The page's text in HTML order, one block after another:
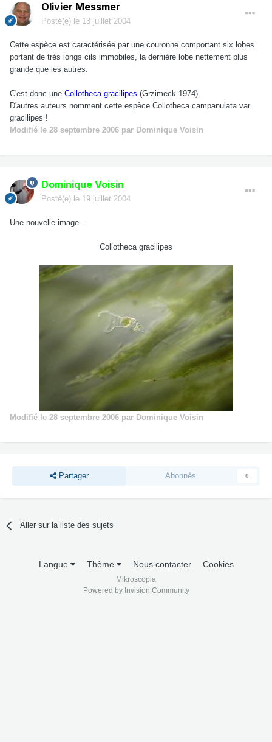
Olivier Messmer
Posté(e) le 13 juillet 2004
Cette espèce est caractérisée par une couronne comportant six lobes
portant de très longs cils immobiles, la dernière lobe nettement plus
grande que les autres.
C'est donc une Collotheca gracilipes (Grzimeck-1974).
D'autres auteurs nomment cette espèce Collotheca campanulata var
gracilipes !
Modifié le 28 septembre 2006 par Dominique Voisin
Dominique Voisin
Posté(e) le 19 juillet 2004
Une nouvelle image...
Collotheca gracilipes
Modifié le 28 septembre 2006 par Dominique Voisin
Partager Abonnés 0
Aller sur la liste des sujets
Langue Thème Nous contacter Cookies
Mikroscopia
Powered by Invision Community